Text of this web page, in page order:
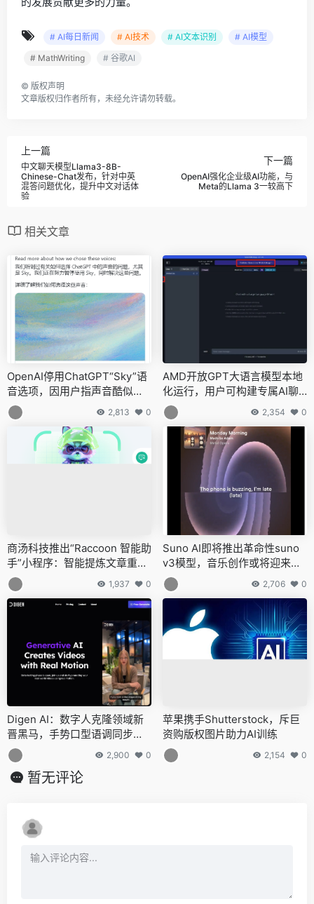
# AI每日新闻 # AI技术 # AI文本识别
# AI模型
# MathWriting
# 谷歌AI
© 版权声明
文章版权归作者所有，未经允许请勿转载。
上一篇
中文聊天模型Llama3-8B-
Chinese-Chat发布，针对中英
混答问题优化，提升中文对话体
验
下一篇
OpenAI强化企业级AI功能，与
Meta的Llama 3一较高下
相关文章
OpenAI停用ChatGPT“Sky”语
音选项，因用户指声音酷似斯
嘉丽・约翰逊
2,813 0
AMD开放GPT大语言模型本地
化运行，用户可构建专属AI聊
天机器人
2,354 0
商汤科技推出“Raccoon 智能助
手”小程序：智能提炼文章重
点，一键生成图表
1,937 0
Suno AI即将推出革命性suno
v3模型，音乐创作或将迎来全
新时代
2,706 0
Digen AI：数字人克隆领域新
晋黑马，手势口型语调同步技
术惊艳亮相
2,900 0
苹果携手Shutterstock，斥巨
资购版权图片助力AI训练
2,154 0
暂无评论